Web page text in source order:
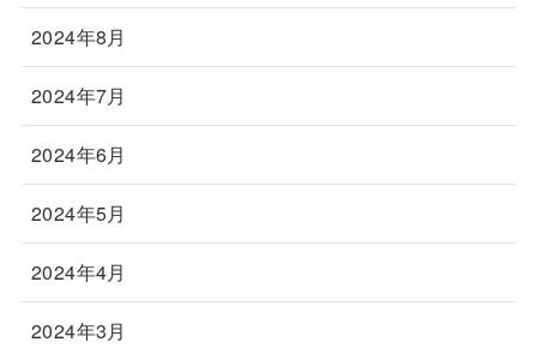
2024年8月
2024年7月
2024年6月
2024年5月
2024年4月
2024年3月